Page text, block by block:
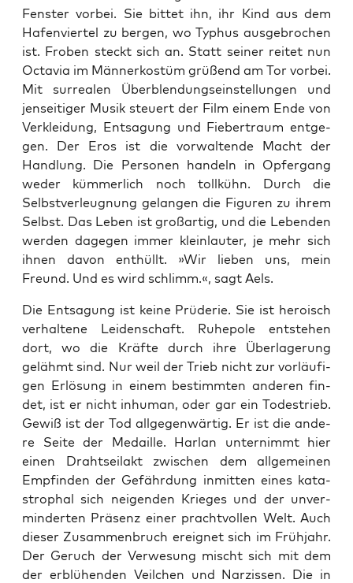
Fens­ter vor­bei. Sie bit­tet ihn, ihr Kind aus dem
Hafen­vier­tel zu ber­gen, wo Typhus aus­ge­bro­chen
ist. Fro­ben steckt sich an. Statt sei­ner rei­tet nun
Octa­via im Män­ner­kos­tüm grü­ßend am Tor vor­bei.
Mit sur­rea­len Über­blen­dungs­ein­stel­lun­gen und
jen­sei­ti­ger Musik steu­ert der Film einem Ende von
Ver­klei­dung, Ent­sa­gung und Fie­ber­traum ent­ge­
gen. Der Eros ist die vor­wal­ten­de Macht der
Hand­lung. Die Per­so­nen han­deln in Opfer­gang
weder küm­mer­lich noch toll­kühn. Durch die
Selbst­ver­leug­nung gelan­gen die Figu­ren zu ihrem
Selbst. Das Leben ist groß­ar­tig, und die Leben­den
wer­den dage­gen immer klein­lau­ter, je mehr sich
ihnen davon ent­hüllt. »Wir lie­ben uns, mein
Freund. Und es wird schlimm.«, sagt Aels.
Die Ent­sa­gung ist kei­ne Prü­de­rie. Sie ist hero­isch
ver­hal­te­ne Lei­den­schaft. Ruhe­po­le ent­ste­hen
dort, wo die Kräf­te durch ihre Über­la­ge­rung
gelähmt sind. Nur weil der Trieb nicht zur vor­läu­fi­
gen Erlö­sung in einem bestimm­ten ande­ren fin­
det, ist er nicht inhu­man, oder gar ein Todes­trieb.
Gewiß ist der Tod all­ge­gen­wär­tig. Er ist die ande­
re Sei­te der Medail­le. Har­lan unter­nimmt hier
einen Draht­seil­akt zwi­schen dem all­ge­mei­nen
Emp­fin­den der Gefähr­dung inmit­ten eines kata­
stro­phal sich nei­gen­den Krie­ges und der unver­
min­der­ten Prä­senz einer pracht­vol­len Welt. Auch
die­ser Zusam­men­bruch ereig­net sich im Früh­jahr.
Der Geruch der Ver­we­sung mischt sich mit dem
der erblü­hen­den Veil­chen und Nar­zis­sen. Die in